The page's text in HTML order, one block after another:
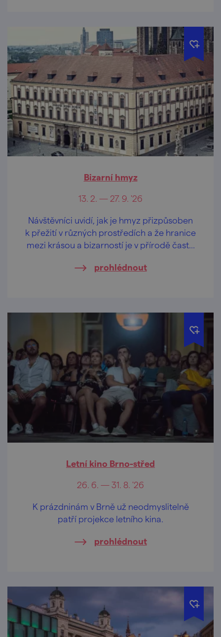
Bizarní hmyz
13. 2. — 27. 9. '26
Návštěvníci uvidí, jak je hmyz přizpůsoben
k přežití v různých prostředích a že hranice
mezi krásou a bizarností je v přírodě často
prohlédnout
Letní kino Brno-střed
26. 6. — 31. 8. '26
K prázdninám v Brně už neodmyslitelně
patří projekce letního kina.
prohlédnout